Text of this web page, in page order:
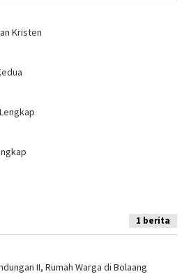
Kristen
1 berita
II, Rumah Warga di Bolaang